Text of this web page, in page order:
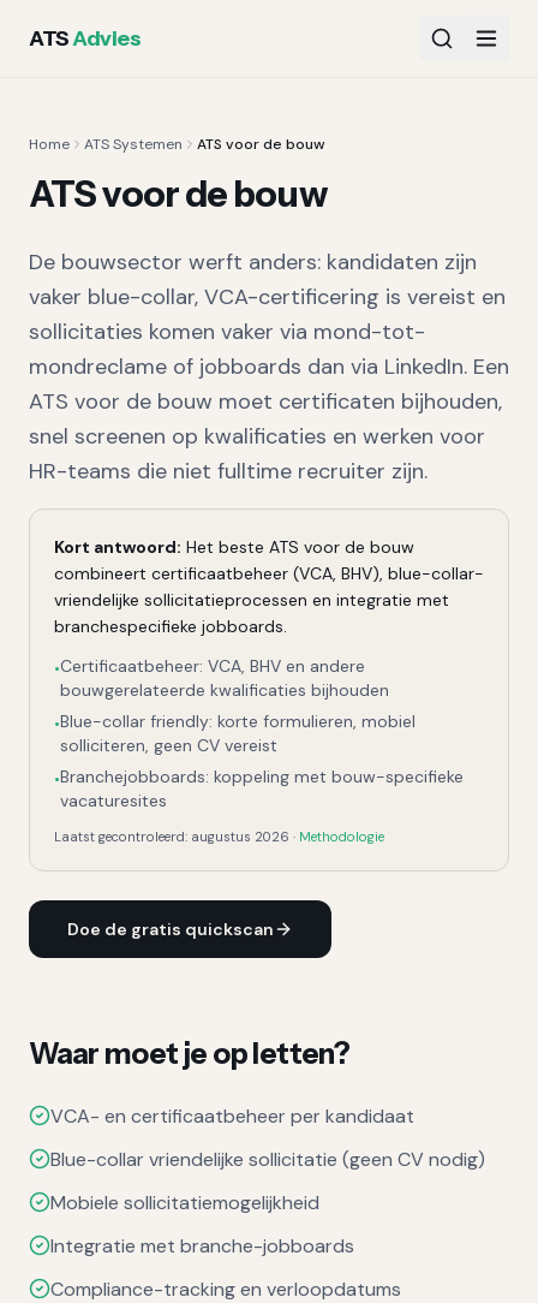
ATSAdvies
Home ATS Systemen ATS voor de bouw
ATS voor de bouw
De bouwsector werft anders: kandidaten zijn
vaker blue-collar, VCA-certificering is vereist en
sollicitaties komen vaker via mond-tot-
mondreclame of jobboards dan via LinkedIn. Een
ATS voor de bouw moet certificaten bijhouden,
snel screenen op kwalificaties en werken voor
HR-teams die niet fulltime recruiter zijn.
Kort antwoord: Het beste ATS voor de bouw
combineert certificaatbeheer (VCA, BHV), blue-collar-
vriendelijke sollicitatieprocessen en integratie met
branchespecifieke jobboards.
•Certificaatbeheer: VCA, BHV en andere
bouwgerelateerde kwalificaties bijhouden
•Blue-collar friendly: korte formulieren, mobiel
solliciteren, geen CV vereist
•Branchejobboards: koppeling met bouw-specifieke
vacaturesites
Laatst gecontroleerd: augustus 2026 · Methodologie
Doe de gratis quickscan
Waar moet je op letten?
VCA- en certificaatbeheer per kandidaat
Blue-collar vriendelijke sollicitatie (geen CV nodig)
Mobiele sollicitatiemogelijkheid
Integratie met branche-jobboards
Compliance-tracking en verloopdatums